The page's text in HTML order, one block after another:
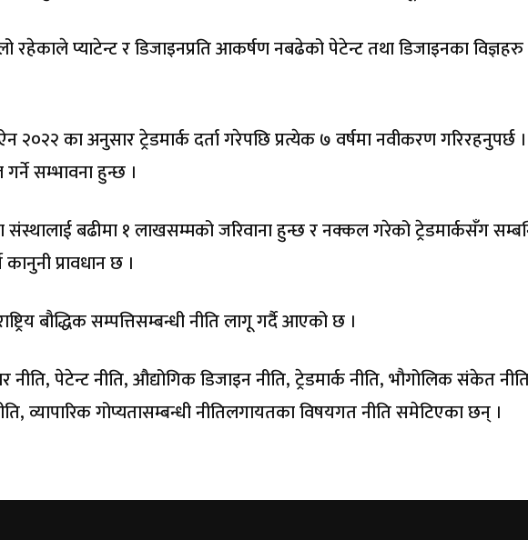
रहेकाले प्याटेन्ट र डिजाइनप्रति आकर्षण नबढेको पेटेन्ट तथा डिजाइनका विज्ञहरु
२०२२ का अनुसार ट्रेडमार्क दर्ता गरेपछि प्रत्येक ७ वर्षमा नवीकरण गरिरहनुपर्छ
सम्भावना हुन्छ ।
संस्थालाई बढीमा १ लाखसम्मको जरिवाना हुन्छ र नक्कल गरेको ट्रेडमार्कसंँग
प्रावधान छ ।
बौद्धिक सम्पत्तिसम्बन्धी नीति लागू गर्दै आएको छ ।
नीति, पेटेन्ट नीति, औद्योगिक डिजाइन नीति, ट्रेडमार्क नीति, भौगोलिक संकेत
व्यापारिक गोप्यतासम्बन्धी नीतिलगायतका विषयगत नीति समेटिएका छन् ।